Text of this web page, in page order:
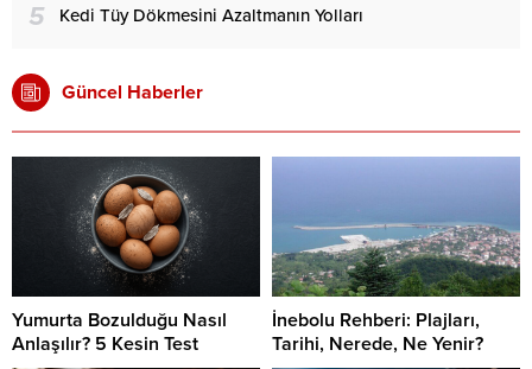
5 Kedi Tüy Dökmesini Azaltmanın Yolları
Güncel Haberler
Yumurta Bozulduğu Nasıl
Anlaşılır? 5 Kesin Test
İnebolu Rehberi: Plajları,
Tarihi, Nerede, Ne Yenir?